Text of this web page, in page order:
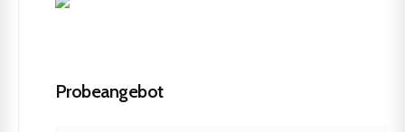
Probeangebot